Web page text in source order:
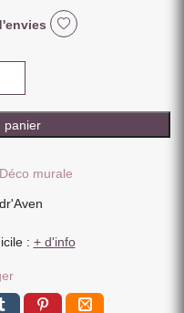
panier
Déco murale
: + d'info